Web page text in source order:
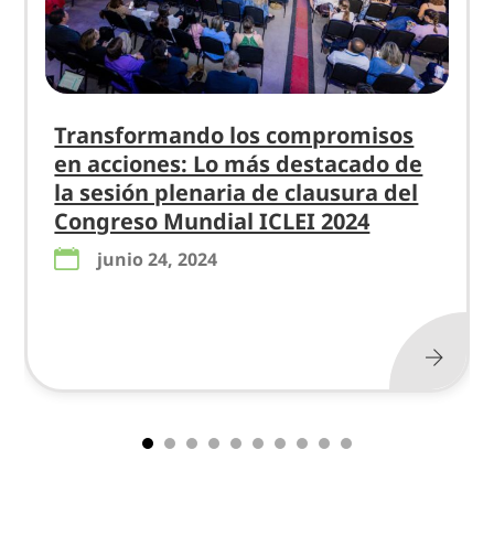
Transformando los compromisos
en acciones: Lo más destacado de
la sesión plenaria de clausura del
Congreso Mundial ICLEI 2024
junio 24, 2024